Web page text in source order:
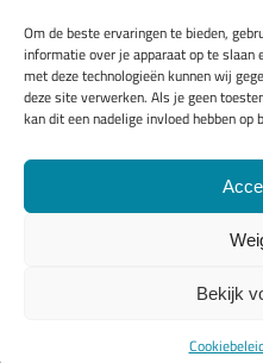
Om de beste ervaringen te bieden,
informatie over je apparaat op te
met deze technologieën kunnen wij
deze site verwerken. Als je geen
kan dit een nadelige invloed hebben op
Bekijk
Privacy Policy